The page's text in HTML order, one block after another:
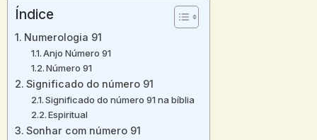
Índice
Numerologia 91
Anjo Número 91
Número 91
Significado do número 91
Significado do número 91 na bíblia
Espiritual
Sonhar com número 91